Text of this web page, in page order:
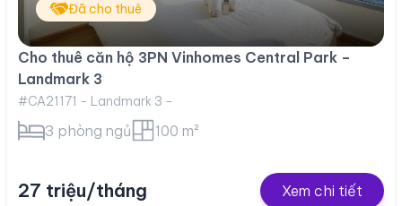
Đã cho thuê
Cho thuê căn hộ 3PN Vinhomes Central Park –
Landmark 3
#CA21171 - Landmark 3 -
3 phòng ngủ 100 m²
27 triệu/tháng Xem chi tiết